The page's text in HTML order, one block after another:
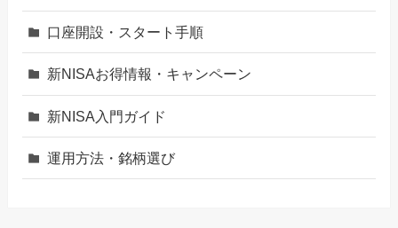
口座開設・スタート手順
新NISAお得情報・キャンペーン
新NISA入門ガイド
運用方法・銘柄選び